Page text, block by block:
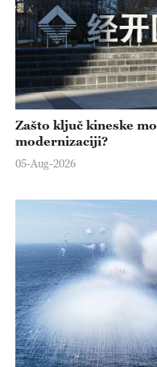
Zašto ključ kineske
modernizaciji?
05-Aug-2026